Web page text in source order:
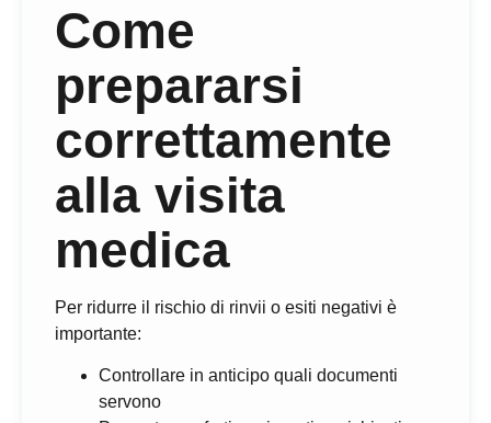
Come
prepararsi
correttamente
alla visita
medica
Per ridurre il rischio di rinvii o esiti negativi è
importante:
Controllare in anticipo quali documenti
servono